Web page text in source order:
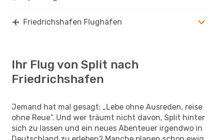
Friedrichshafen Flughäfen
Ihr Flug von Split nach
Friedrichshafen
Jemand hat mal gesagt: „Lebe ohne Ausreden, reise
ohne Reue“. Und wer träumt nicht davon, Split hinter
sich zu lassen und ein neues Abenteuer irgendwo in